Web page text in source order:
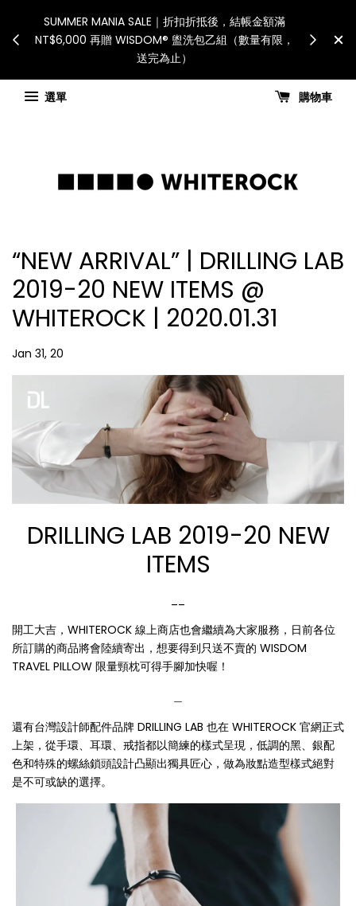
「國際配送：各
人自行負擔。」
SUMMER MANIA SALE｜折扣折抵後，結帳金
NT$6,000 再贈 WISDOM® 盥洗包乙組（數量有
選單 購物車
“NEW ARRIVAL” | DRILLING LAB
2019-20 NEW ITEMS @
WHITEROCK | 2020.01.31
Jan 31, 20
DRILLING LAB 2019-20 NEW
ITEMS
開工大吉，WHITEROCK 線上商店也會繼續為大家服務，日前各位
所訂購的商品將會陸續寄出，想要得到只送不賣的 WISDOM
TRAVEL PILLOW 限量頸枕可得手腳加快喔！
還有台灣設計師配件品牌 DRILLING LAB 也在 WHITEROCK 官網正式
上架，從手環、耳環、戒指都以簡練的樣式呈現，低調的黑、銀配
色和特殊的螺絲鎖頭設計凸顯出獨具匠心，做為妝點造型樣式絕對
是不可或缺的選擇。